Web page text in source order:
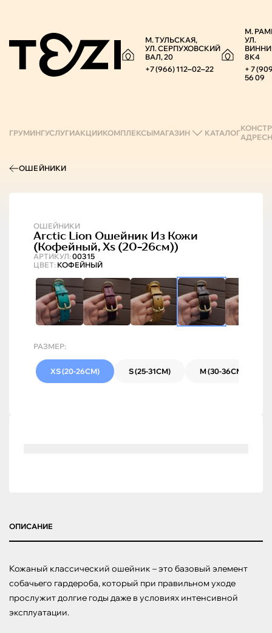
М. ТУЛЬСКАЯ,
УЛ. СЕРПУХОВСКИЙ
ВАЛ, 20
+7 (966) 112‒02‒22
М.
УЛ.
8К4
+ 7
56 09
ГРУМИНГУСЛУГИАКЦИИКОМПЛЕКСЫМАГАЗИН КАТАЛОГ
ОШЕЙНИКИ
ОШЕЙНИКИ
АРТИКУЛ: 00315
Arctic Lion Ошейник Из Кожи
(кофейный, Xs (20-26см))
ЦВЕТ: КОФЕЙНЫЙ
РАЗМЕР:
XS (20-26СМ) S (25-31СМ) M (30-36СМ)
ОПИСАНИЕ
Кожаный классический ошейник – это базовый элемент
собачьего гардероба, который при правильном уходе
прослужит долгие годы даже в условиях интенсивной
эксплуатации.